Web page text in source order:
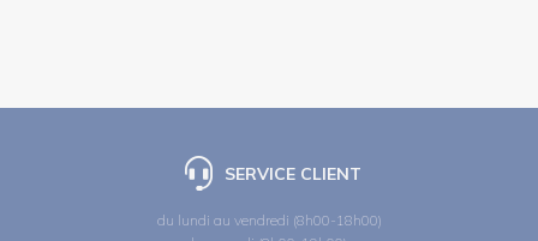
SERVICE CLIENT
du lundi au vendredi (8h00-18h00)